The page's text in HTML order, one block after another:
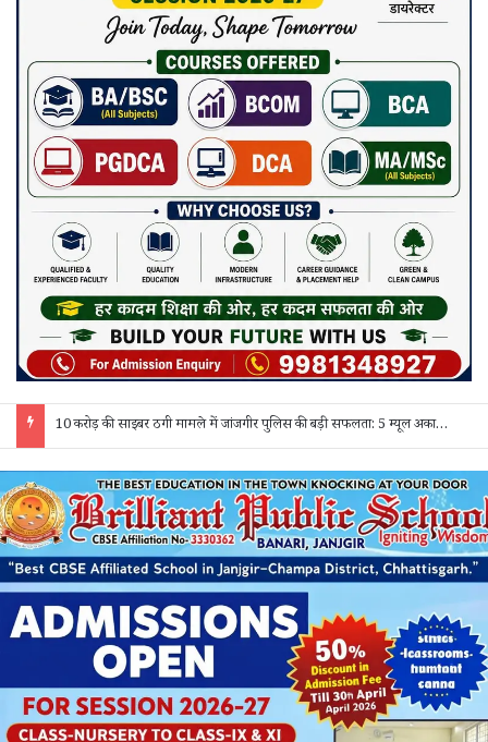
10 करोड़ की साइबर ठगी मामले में जांजगीर पुलिस की बड़ी सफलता: 5 म्यूल अकाउंट होल्डर गिरफ्तार